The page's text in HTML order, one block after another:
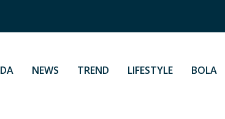
NEWS TREND LIFESTYLE BOLA